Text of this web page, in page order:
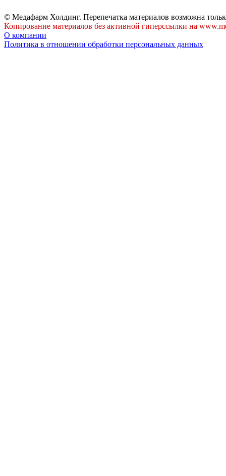
© Медафарм Холдинг. Перепечатка материалов возможна
Копирование материалов без активной гиперссылки на
О компании
Политика в отношении обработки персональных данных